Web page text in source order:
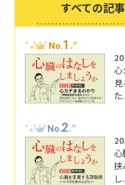
すべての記
No.1
心
た
No.2
心
挟
し